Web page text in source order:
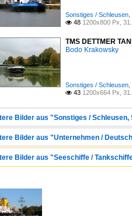
Sonstiges /
 48 1200x800 Px,
TMS DETTMER
Bodo Krakowsky
Sonstiges /
 43 1200x664 Px,
Bilder aus "Sonstiges /
Bilder aus "Unternehmen /
Bilder aus "Seeschiffe /